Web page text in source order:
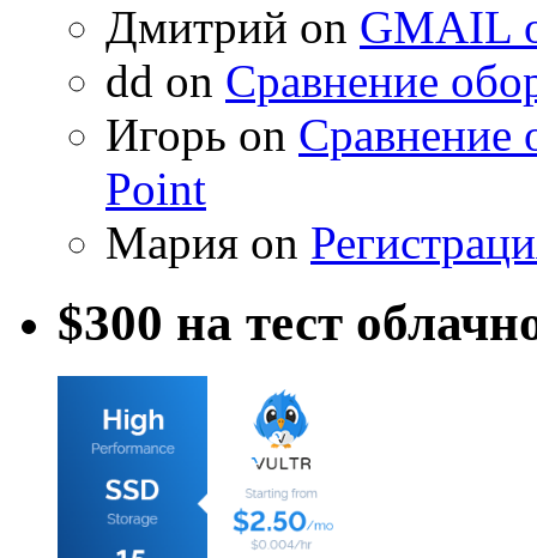
Дмитрий on GMAIL
dd on Сравнение
Игорь on Сравнение
Point
Мария on
$300 на тест